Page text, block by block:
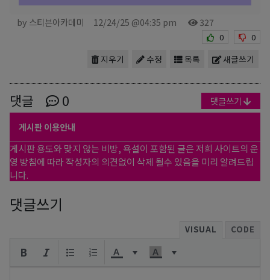
by 스티븐아카데미 12/24/25 @04:35 pm 327
0 0
새글쓰기
목록
수정
지우기
댓글 0 댓글쓰기
게시판 이용안내
게시판 용도와 맞지 않는 비방, 욕설이 포함된 글은 저희 사이트의 운
영 방침에 따라 작성자의 의견없이 삭제 될수 있음을 미리 알려드립
니다.
댓글쓰기
VISUAL CODE